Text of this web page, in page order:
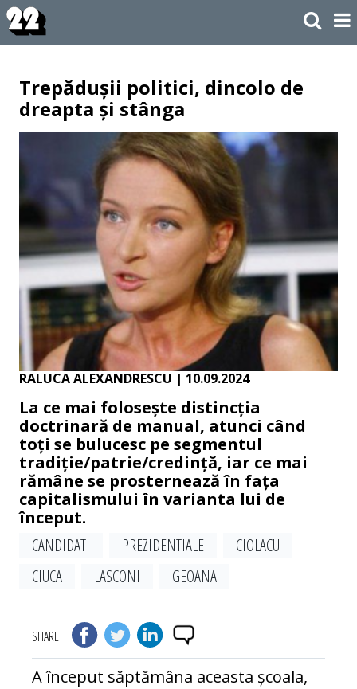
Trepădușii politici, dincolo de
dreapta și stânga
RALUCA ALEXANDRESCU | 10.09.2024
La ce mai folosește distincția
doctrinară de manual, atunci când
toți se bulucesc pe segmentul
tradiție/patrie/credință, iar ce mai
rămâne se prosternează în fața
capitalismului în varianta lui de
început.
CANDIDATI
PREZIDENTIALE
CIOLACU
CIUCA
LASCONI GEOANA
SHARE
A început săptămâna aceasta școala,